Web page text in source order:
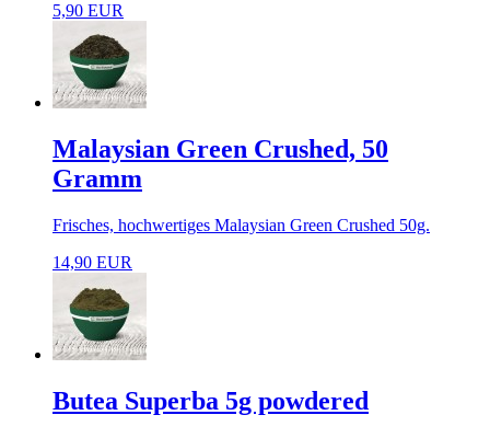
5,90 EUR
Malaysian Green Crushed, 50
Gramm
Frisches, hochwertiges Malaysian Green Crushed 50g.
14,90 EUR
Butea Superba 5g powdered